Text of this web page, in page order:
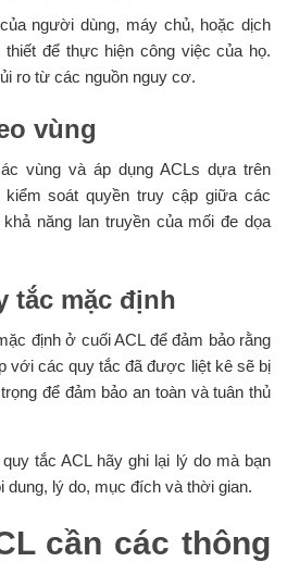
người dùng, máy chủ, hoặc dịch
để thực hiện công việc của họ.
ro từ các nguồn nguy cơ.
vùng
vùng và áp dụng ACLs dựa trên
soát quyền truy cập giữa các
năng lan truyền của mối đe dọa
tắc mặc định
định ở cuối ACL để đảm bảo rằng
với các quy tắc đã được liệt kê sẽ bị
để đảm bảo an toàn và tuân thủ
tắc ACL hãy ghi lại lý do mà bạn
dung, lý do, mục đích và thời gian.
cần các thông